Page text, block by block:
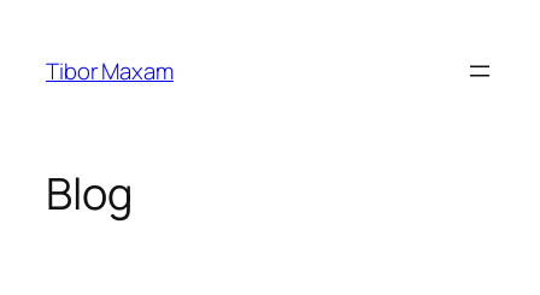
springen
Tibor Maxam
Blog